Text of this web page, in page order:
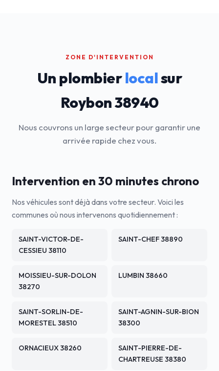
ZONE D'INTERVENTION
Un plombierlocalsur
Roybon 38940
Nous couvrons un large secteur pour garantir une
arrivée rapide chez vous.
Intervention en 30 minutes chrono
Nos véhicules sont déjà dans votre secteur. Voici les
communes où nous intervenons quotidiennement :
SAINT-VICTOR-DE-
CESSIEU 38110
SAINT-CHEF 38890
MOISSIEU-SUR-DOLON
38270
LUMBIN 38660
SAINT-SORLIN-DE-
MORESTEL 38510
SAINT-AGNIN-SUR-BION
38300
ORNACIEUX 38260
SAINT-PIERRE-DE-
CHARTREUSE 38380